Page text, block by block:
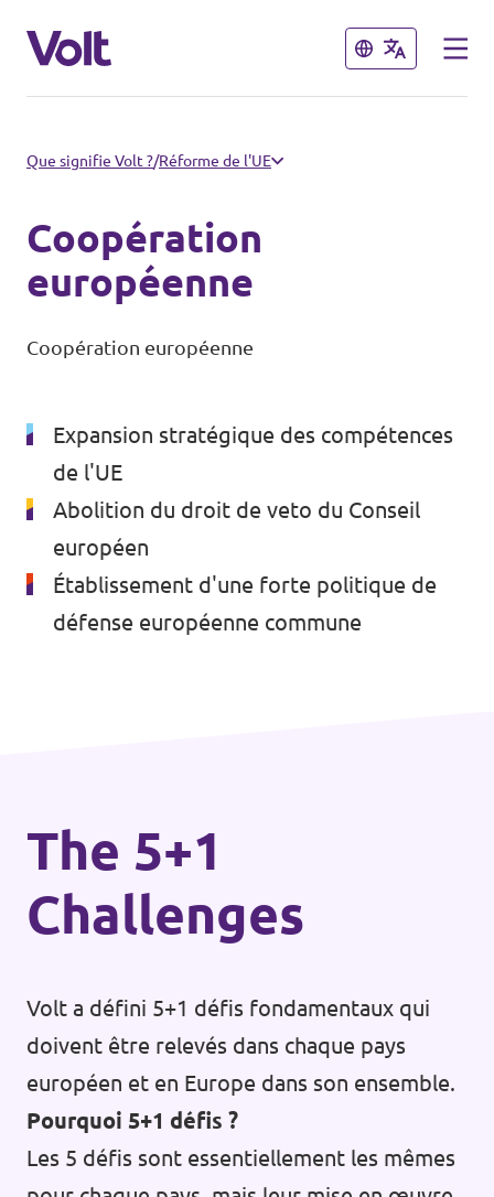
Fermer
Choisir une langue
Nos chapitres
Volt Leuven
Volt Bruxelles
Volt Antwerpen
Volt Oost-Vlaanderen
Fermer
Politiques
Actualités
Soutenez Volt
Postes vacants
Volontaire
Contact
Que signifie Volt ?/Réforme de l'UE
Coopération
européenne
Coopération européenne
Expansion stratégique des compétences
de l'UE
Abolition du droit de veto du Conseil
européen
Établissement d'une forte politique de
défense européenne commune
The 5+1
Challenges
Volt a défini 5+1 défis fondamentaux qui
doivent être relevés dans chaque pays
européen et en Europe dans son ensemble.
Pourquoi 5+1 défis ?
Les 5 défis sont essentiellement les mêmes